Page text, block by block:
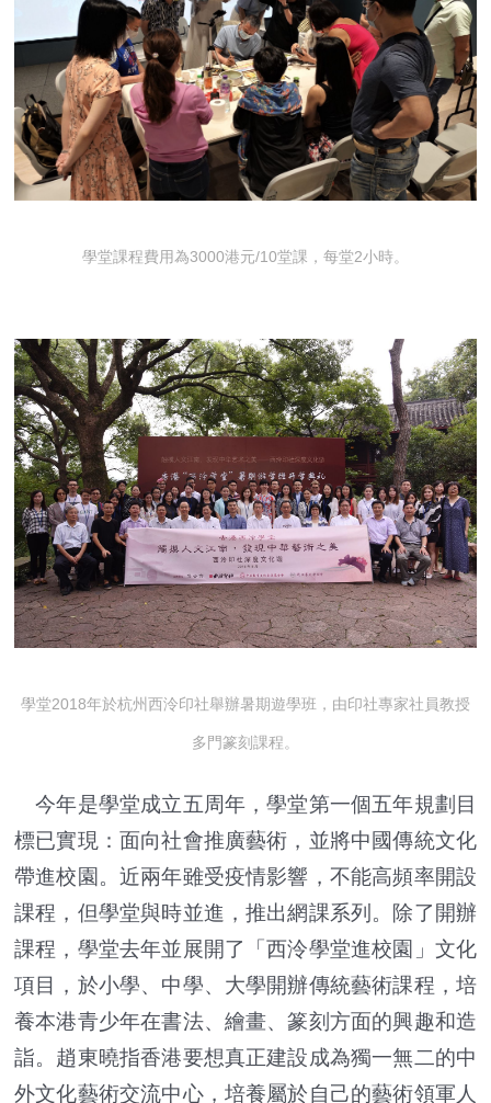
學堂課程費用為3000港元/10堂課，每堂2小時。
學堂2018年於杭州西泠印社舉辦暑期遊學班，由印社專家社員教授
多門篆刻課程。
今年是學堂成立五周年，學堂第一個五年規劃目
標已實現：面向社會推廣藝術，並將中國傳統文化
帶進校園。近兩年雖受疫情影響，不能高頻率開設
課程，但學堂與時並進，推出網課系列。除了開辦
課程，學堂去年並展開了「西泠學堂進校園」文化
項目，於小學、中學、大學開辦傳統藝術課程，培
養本港青少年在書法、繪畫、篆刻方面的興趣和造
詣。趙東曉指香港要想真正建設成為獨一無二的中
外文化藝術交流中心，培養屬於自己的藝術領軍人